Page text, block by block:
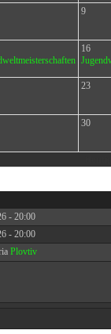
9
16
23
30
- 20:00
- 20:00
Plovtiv